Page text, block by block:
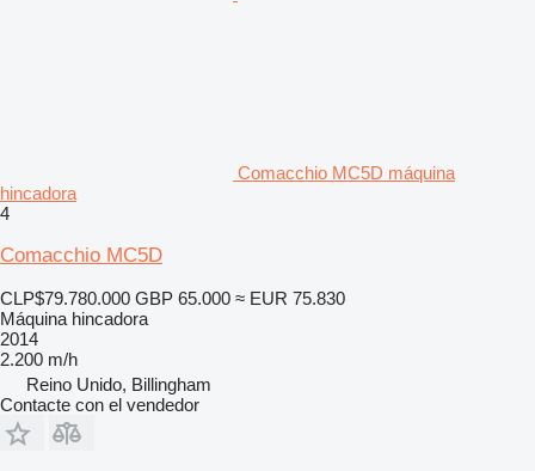
Comacchio MC5D máquina
hincadora
4
Comacchio MC5D
CLP$79.780.000 GBP 65.000 ≈ EUR 75.830
Máquina hincadora
2014
2.200 m/h
Reino Unido, Billingham
Contacte con el vendedor